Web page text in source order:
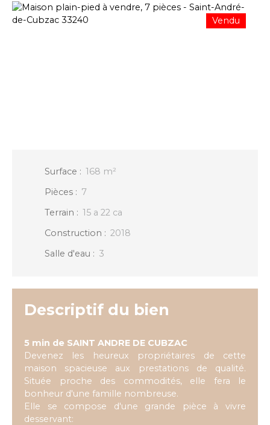
Vendu
Surface : 168 m²
Pièces : 7
Terrain : 15 a 22 ca
Construction : 2018
Salle d'eau : 3
Descriptif du bien
5 min de SAINT ANDRE DE CUBZAC
Devenez les heureux propriétaires de cette
maison spacieuse aux prestations de qualité.
Située proche des commodités, elle fera le
bonheur d'une famille nombreuse.
Elle se compose d'une grande pièce à vivre
desservant: